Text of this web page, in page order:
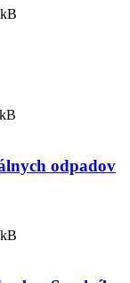
odpadov